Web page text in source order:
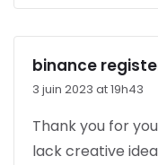
binance
3 juin 2023 at 19h43
Thank you for
lack creative